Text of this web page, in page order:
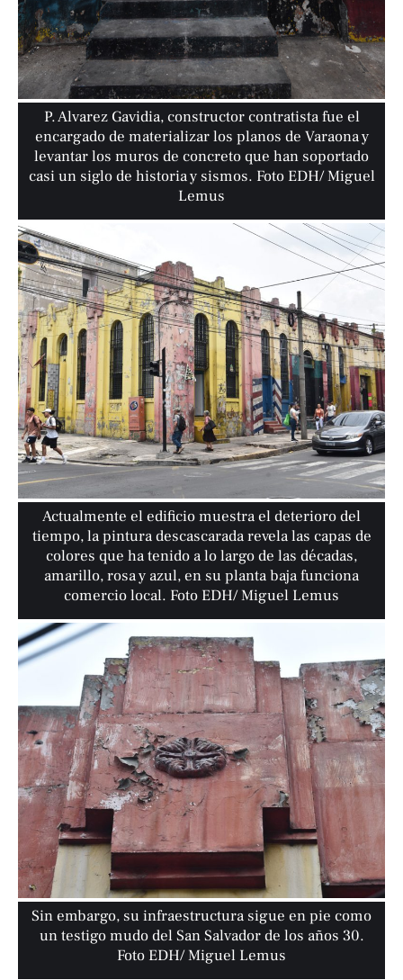
P. Alvarez Gavidia, constructor contratista fue el
encargado de materializar los planos de Varaona y
levantar los muros de concreto que han soportado
casi un siglo de historia y sismos. Foto EDH/ Miguel
Lemus
Actualmente el edificio muestra el deterioro del
tiempo, la pintura descascarada revela las capas de
colores que ha tenido a lo largo de las décadas,
amarillo, rosa y azul, en su planta baja funciona
comercio local. Foto EDH/ Miguel Lemus
Sin embargo, su infraestructura sigue en pie como
un testigo mudo del San Salvador de los años 30.
Foto EDH/ Miguel Lemus